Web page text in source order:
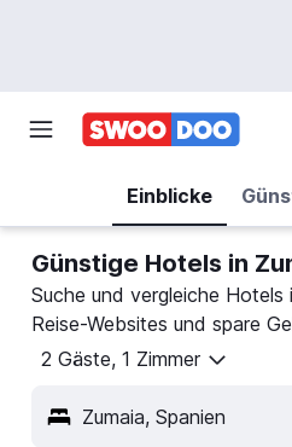
Einblicke
Günstige Hotels in
Suche und vergleiche Hotels
Reise-Websites und spare
2 Gäste, 1 Zimmer
Zumaia, Spanien